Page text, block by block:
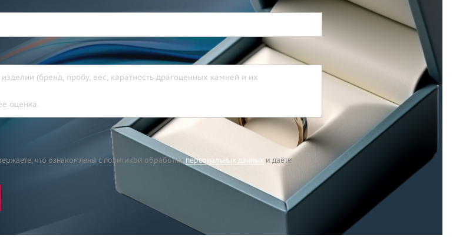
что ознакомлены с политикой обработки персональных данных и даёте